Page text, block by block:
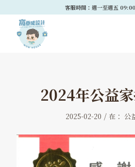
客服時間：週一至週五
2024年公益
2025-02-20 / 在：公